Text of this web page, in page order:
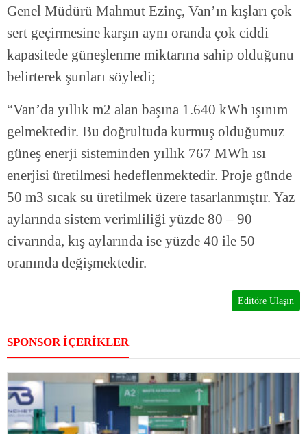
Genel Müdürü Mahmut Ezinç, Van’ın kışları çok
sert geçirmesine karşın aynı oranda çok ciddi
kapasitede güneşlenme miktarına sahip olduğunu
belirterek şunları söyledi;
“Van’da yıllık m2 alan başına 1.640 kWh ışınım
gelmektedir. Bu doğrultuda kurmuş olduğumuz
güneş enerji sisteminden yıllık 767 MWh ısı
enerjisi üretilmesi hedeflenmektedir. Proje günde
50 m3 sıcak su üretilmek üzere tasarlanmıştır. Yaz
aylarında sistem verimliliği yüzde 80 – 90
civarında, kış aylarında ise yüzde 40 ile 50
oranında değişmektedir.
Editöre Ulaşın
SPONSOR İÇERİKLER